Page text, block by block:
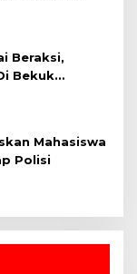
Polda Riau
Beraksi,
Bekuk
Mahasiswa
Polisi